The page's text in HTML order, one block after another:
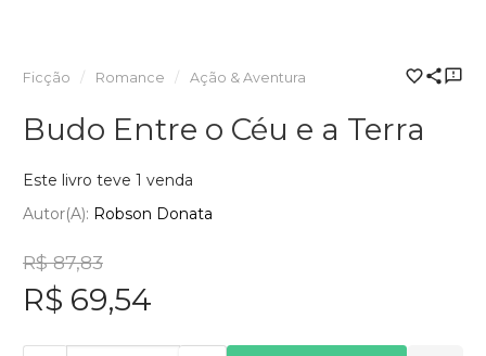
Ficção Romance Ação & Aventura
Budo Entre o Céu e a Terra
Este livro teve 1 venda
Autor(a): Robson Donata
R$ 87,83
R$ 69,54